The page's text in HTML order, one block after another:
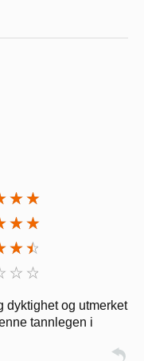
dyktighet og utmerket
tannlegen i